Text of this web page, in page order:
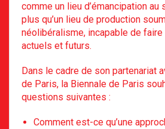
comme un lieu d’émancipation
plus qu’un lieu de production
néolibéralisme, incapable de
actuels et futurs.
Dans le cadre de son partenariat
de Paris, la Biennale de Paris
questions suivantes :
Comment est-ce qu’une